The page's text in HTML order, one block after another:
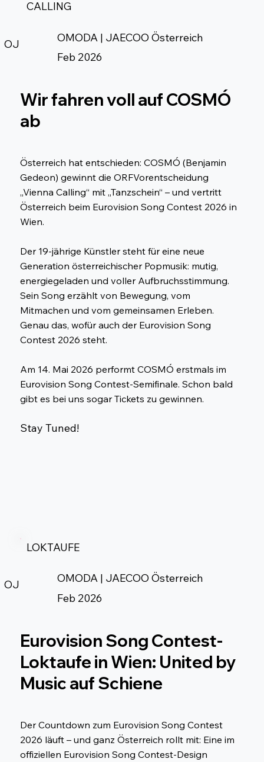
CALLING
OJ
OMODA | JAECOO Österreich
Feb 2026
Wir fahren voll auf COSMÓ
ab
Österreich hat entschieden: COSMÓ (Benjamin
Gedeon) gewinnt die ORFVorentscheidung
„Vienna Calling“ mit „Tanzschein“ – und vertritt
Österreich beim Eurovision Song Contest 2026 in
Wien.
Der 19-jährige Künstler steht für eine neue
Generation österreichischer Popmusik: mutig,
energiegeladen und voller Aufbruchsstimmung.
Sein Song erzählt von Bewegung, vom
Mitmachen und vom gemeinsamen Erleben.
Genau das, wofür auch der Eurovision Song
Contest 2026 steht.
Am 14. Mai 2026 performt COSMÓ erstmals im
Eurovision Song Contest-Semifinale. Schon bald
gibt es bei uns sogar Tickets zu gewinnen.
Stay Tuned!
LOKTAUFE
OJ
OMODA | JAECOO Österreich
Feb 2026
Eurovision Song Contest-
Loktaufe in Wien: United by
Music auf Schiene
Der Countdown zum Eurovision Song Contest
2026 läuft – und ganz Österreich rollt mit: Eine im
offiziellen Eurovision Song Contest-Design